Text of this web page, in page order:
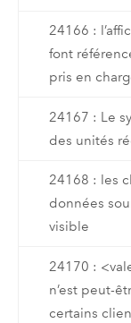
24166 :
font
pris en
24167 : Le
des unités
24168 : les
données
visible
24170 :
n’est peut-
certains